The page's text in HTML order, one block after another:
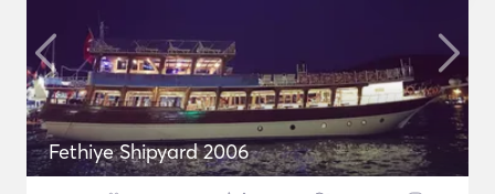
Fethiye Shipyard 2006